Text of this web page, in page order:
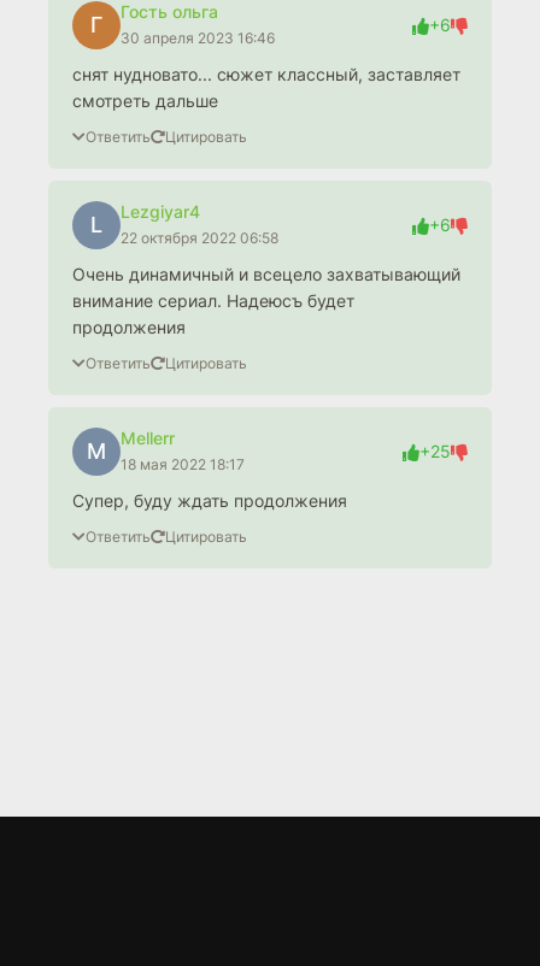
Г
Гость ольга
30 апреля 2023 16:46
+6
снят нудновато... сюжет классный, заставляет
смотреть дальше
Ответить Цитировать
L
Lezgiyar4
22 октября 2022 06:58
+6
Очень динамичный и всецело захватывающий
внимание сериал. Надеюсъ будет
продолжения
Ответить Цитировать
M
Mellerr
18 мая 2022 18:17
+25
Супер, буду ждать продолжения
Ответить Цитировать